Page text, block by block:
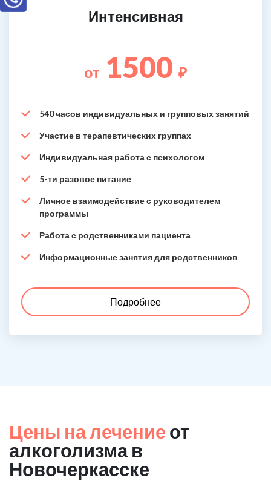
Интенсивная
от 1500 ₽
540 часов индивидуальных и групповых занятий
Участие в терапевтических группах
Индивидуальная работа с психологом
5-ти разовое питание
Личное взаимодействие с руководителем
программы
Работа с родственниками пациента
Информационные занятия для родственников
Подробнее
Цены на лечение от
алкоголизма в
Новочеркасске